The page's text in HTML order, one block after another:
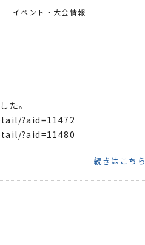
イベント・大会情報
た。
?aid=11472
?aid=11480
続きはこちら